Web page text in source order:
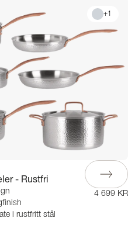
+1
- Rustfri
i rustfritt stål
4 699 KR